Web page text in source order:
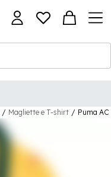
/ Magliette e T-shirt / Puma